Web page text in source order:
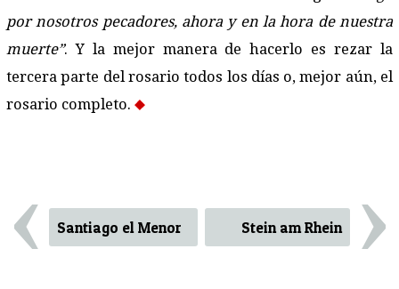
por nosotros pecadores, ahora y en la hora de nuestra
muerte”. Y la mejor manera de hacerlo es rezar la
tercera parte del rosario todos los días o, mejor aún, el
rosario completo.
‹ Santiago el Menor Stein am Rhein ›